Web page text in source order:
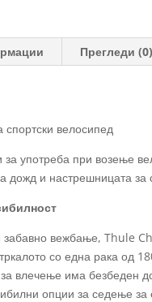
Прегледи (0)
велосипед
за употреба при возење
дожд и настрешницата
забавно вежбање, Thule
со една рака од
влечење има безбеден
опции за седење